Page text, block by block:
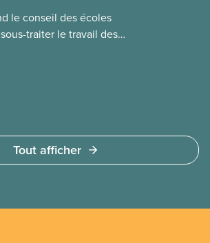
social municipal
le conseil des écoles
traiter le travail des
et plus sûres que celles
traitants. Le Conseil
que d’être d’accord avec les
Tout afficher